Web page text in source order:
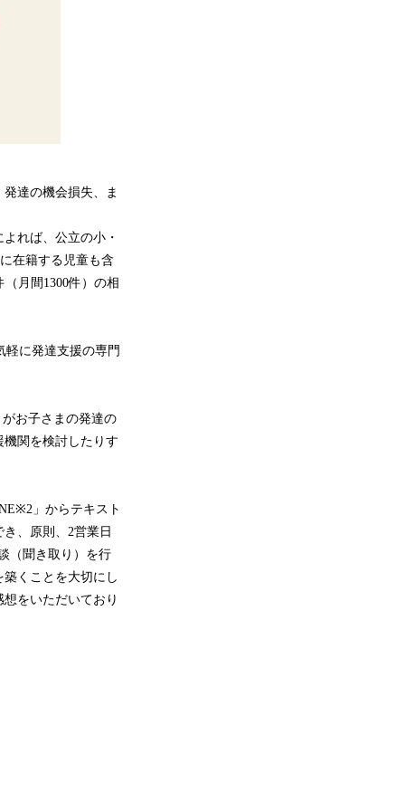
達の機会損失、ま
れば、公立の小・
在籍する児童も含
月間1300件）の相
軽に発達支援の専門
お子さまの発達の
関を検討したりす
」からテキスト
、原則、2営業日
（聞き取り）を行
くことを大切にし
をいただいており